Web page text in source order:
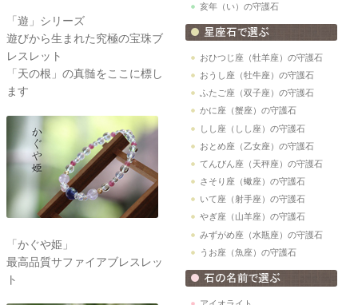
「遊」シリーズ
遊びから生まれた究極の宝珠ブ
レスレット
「天の根」の真髄をここに標し
ます
「かぐや姫」
最高品質サファイアブレスレッ
ト
亥年（い）の守護石
おひつじ座（牡羊座）の守護石
おうし座（牡牛座）の守護石
ふたご座（双子座）の守護石
かに座（蟹座）の守護石
しし座（しし座）の守護石
おとめ座（乙女座）の守護石
てんびん座（天秤座）の守護石
さそり座（蠍座）の守護石
いて座（射手座）の守護石
やぎ座（山羊座）の守護石
みずがめ座（水瓶座）の守護石
うお座（魚座）の守護石